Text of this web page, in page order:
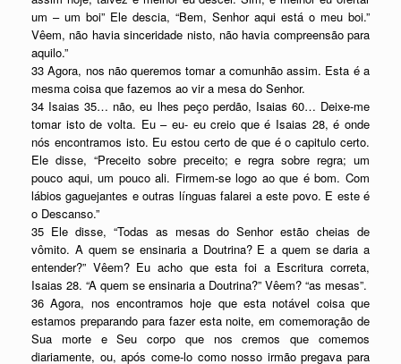
um – um boi” Ele descia, “Bem, Senhor aqui está o meu boi.”
Vêem, não havia sinceridade nisto, não havia compreensão para
aquilo.”
33 Agora, nos não queremos tomar a comunhão assim. Esta é a
mesma coisa que fazemos ao vir a mesa do Senhor.
34 Isaias 35… não, eu lhes peço perdão, Isaias 60… Deixe-me
tomar isto de volta. Eu – eu- eu creio que é Isaias 28, é onde
nós encontramos isto. Eu estou certo de que é o capitulo certo.
Ele disse, “Preceito sobre preceito; e regra sobre regra; um
pouco aqui, um pouco ali. Firmem-se logo ao que é bom. Com
lábios gaguejantes e outras línguas falarei a este povo. E este é
o Descanso.”
35 Ele disse, “Todas as mesas do Senhor estão cheias de
vômito. A quem se ensinaria a Doutrina? E a quem se daria a
entender?” Vêem? Eu acho que esta foi a Escritura correta,
Isaias 28. “A quem se ensinaria a Doutrina?” Vêem? “as mesas”.
36 Agora, nos encontramos hoje que esta notável coisa que
estamos preparando para fazer esta noite, em comemoração de
Sua morte e Seu corpo que nos cremos que comemos
diariamente, ou, após come-lo como nosso irmão pregava para